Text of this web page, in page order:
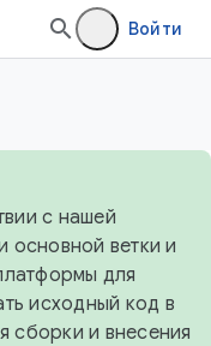
Войти
с нашей
основной ветки и
для
исходный код в
сборки и внесения